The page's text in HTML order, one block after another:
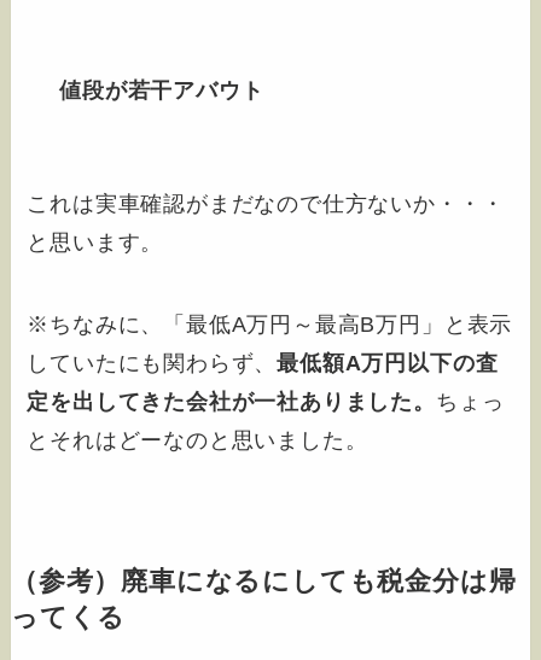
値段が若干アバウト
これは実車確認がまだなので仕方ないか・・・
と思います。
※ちなみに、「最低A万円～最高B万円」と表示
していたにも関わらず、最低額A万円以下の査
定を出してきた会社が一社ありました。 ちょっ
とそれはどーなのと思いました。
（参考）廃車になるにしても税金分は帰
ってくる